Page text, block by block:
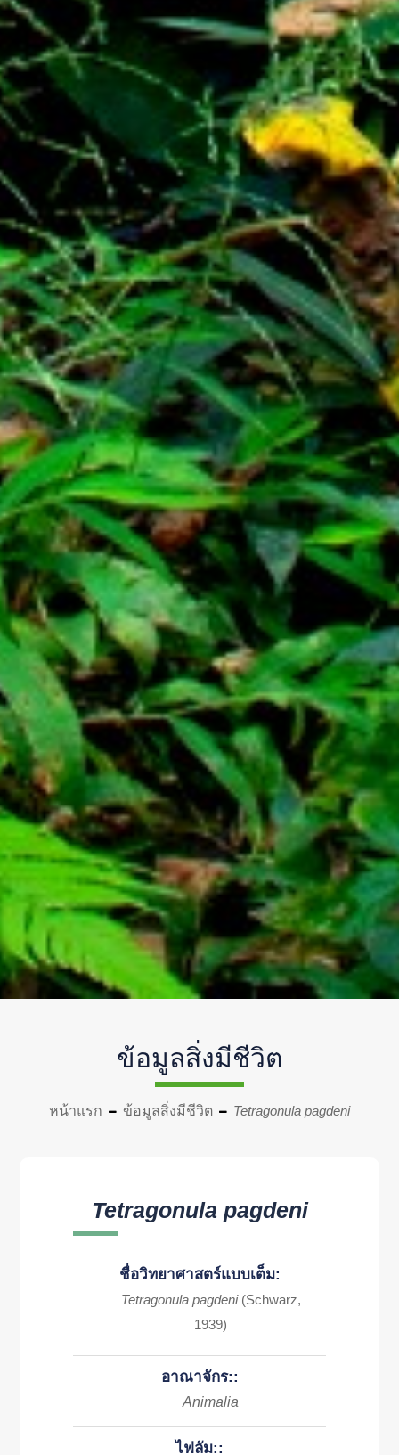
ข้อมูลสิ่งมีชีวิต
หน้าแรก ข้อมูลสิ่งมีชีวิต Tetragonula pagdeni
Tetragonula pagdeni
ชื่อวิทยาศาสตร์แบบเต็ม:
Tetragonula pagdeni (Schwarz,
1939)
อาณาจักร::
Animalia
ไฟลัม::